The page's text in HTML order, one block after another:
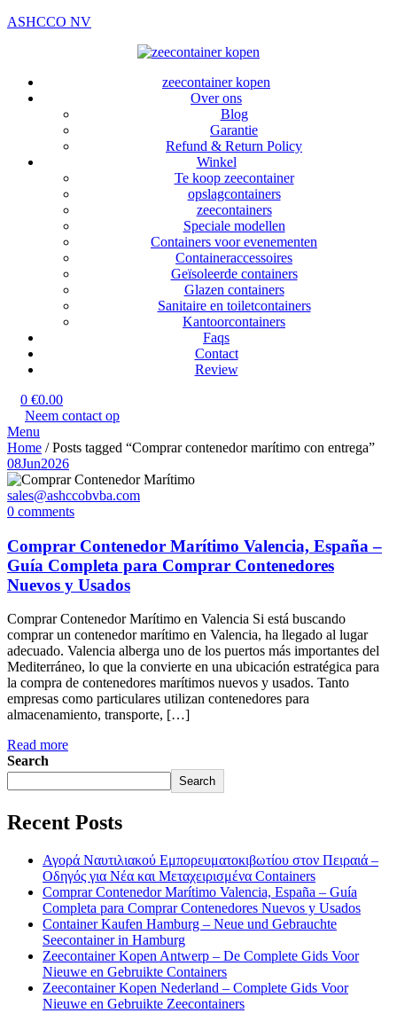
ASHCCO NV
zeecontainer kopen
Over ons
Blog
Garantie
Refund & Return Policy
Winkel
Te koop zeecontainer​
opslagcontainers
zeecontainers
Speciale modellen
Containers voor evenementen
Containeraccessoires
Geïsoleerde containers
Glazen containers
Sanitaire en toiletcontainers
Kantoorcontainers
Faqs
Contact
Review
0 €0.00
Neem contact op
Menu
Home / Posts tagged “Comprar contenedor marítimo con entrega”
08Jun2026
sales@ashccobvba.com
0 comments
Comprar Contenedor Marítimo Valencia, España –
Guía Completa para Comprar Contenedores
Nuevos y Usados
Comprar Contenedor Marítimo en Valencia Si está buscando
comprar un contenedor marítimo en Valencia, ha llegado al lugar
adecuado. Valencia alberga uno de los puertos más importantes del
Mediterráneo, lo que la convierte en una ubicación estratégica para
la compra de contenedores marítimos nuevos y usados. Tanto
empresas como particulares utilizan contenedores para
almacenamiento, transporte, […]
Read more
Search
Search
Recent Posts
Αγορά Ναυτιλιακού Εμπορευματοκιβωτίου στον Πειραιά –
Οδηγός για Νέα και Μεταχειρισμένα Containers
Comprar Contenedor Marítimo Valencia, España – Guía
Completa para Comprar Contenedores Nuevos y Usados
Container Kaufen Hamburg – Neue und Gebrauchte
Seecontainer in Hamburg
Zeecontainer Kopen Antwerp – De Complete Gids Voor
Nieuwe en Gebruikte Containers
Zeecontainer Kopen Nederland – Complete Gids Voor
Nieuwe en Gebruikte Zeecontainers